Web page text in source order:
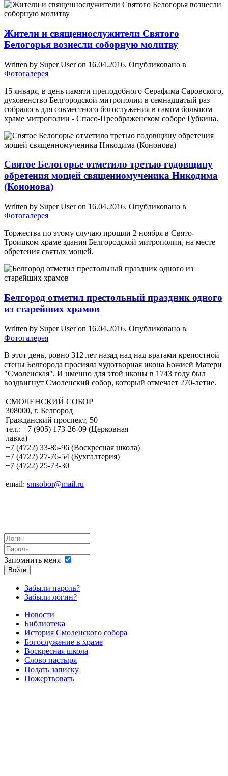
Жители и священнослужители Святого
Белогорья вознесли соборную молитву
Written by Super User on 16.04.2016. Опубликовано в
Фотогалерея
15 января, в день памяти преподобного Серафима Саровского,
духовенство Белгородской митрополии в семнадцатый раз
собралось для совместного богослужения в самом большом
храме митрополии - Спасо-Преображенском соборе Губкина.
Святое Белогорье отметило третью годовщину
обретения мощей священномученика Никодима
(Кононова)
Written by Super User on 16.04.2016. Опубликовано в
Фотогалерея
Торжества по этому случаю прошли 2 ноября в Свято-
Троицком храме здания Белгородской митрополии, на месте
обретения святых мощей.
Белгород отметил престольный праздник одного
из старейших храмов
Written by Super User on 16.04.2016. Опубликовано в
Фотогалерея
В этот день, ровно 312 лет назад над над вратами крепостной
стены Белгорода просияла чудотворная икона Божией Матери
"Смоленская". И именно для этой иконы в 1743 году был
воздвигнут Смоленский собор, который отмечает 270-летие.
СМОЛЕНСКИЙ СОБОР
308000, г. Белгород
Гражданский проспект, 50
тел.: +7 (905) 173-26-09 (Церковная
лавка)
+7 (4722) 33-86-96 (Воскресная школа)
+7 (4722) 27-76-54 (Бухгалтерия)
+7 (4722) 25-73-30
email: smsobor@mail.ru
Запомнить меня
Войти
Забыли пароль?
Забыли логин?
Новости
Библиотека
История Смоленского собора
Богослужение в храме
Воскресная школа
Слово пастыря
Подать записку
Пожертвовать